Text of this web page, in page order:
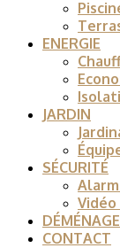
ENERGIE
JARDIN
SÉCURITÉ
CONTACT